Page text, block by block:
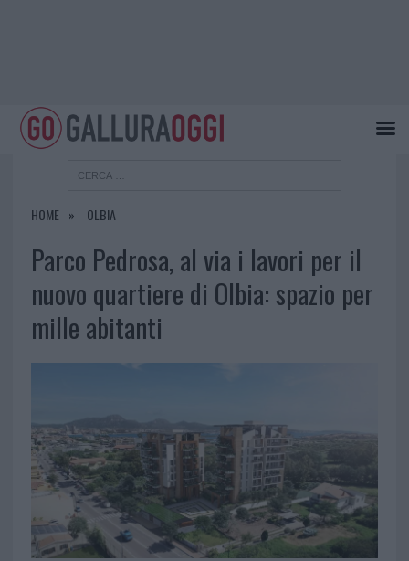
HOME OLBIA
Parco Pedrosa, al via i lavori per il
nuovo quartiere di Olbia: spazio per
mille abitanti